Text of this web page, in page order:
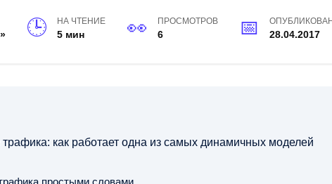
НА ЧТЕНИЕ
5 мин
ПРОСМОТРОВ
6 28.04.2017
как работает одна из самых динамичных моделей